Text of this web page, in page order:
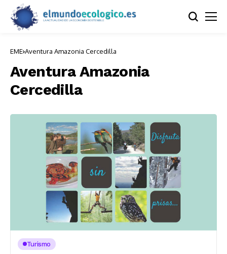
EME Aventura Amazonia Cercedilla
Aventura Amazonia
Cercedilla
Turismo